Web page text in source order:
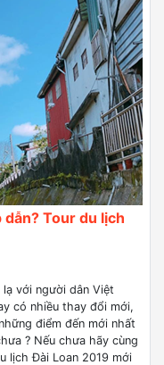
dẫn? Tour du lịch
với người dân Việt
có nhiều thay đổi mới,
điểm đến mới nhất
? Nếu chưa hãy cùng
lịch Đài Loan 2019 mới